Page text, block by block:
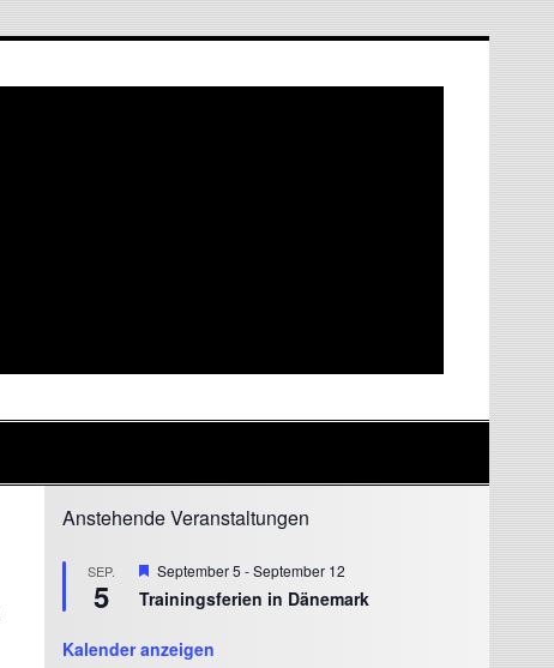
Anstehende Veranstaltungen
SEP.
5
Hervorgehoben
September 5 -September 12
Trainingsferien in Dänemark
Kalender anzeigen